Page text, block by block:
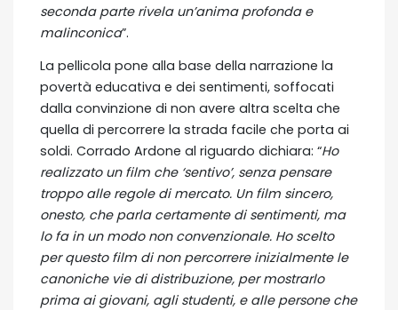
seconda parte rivela un’anima profonda e
malinconica”.
La pellicola pone alla base della narrazione la
povertà educativa e dei sentimenti, soffocati
dalla convinzione di non avere altra scelta che
quella di percorrere la strada facile che porta ai
soldi. Corrado Ardone al riguardo dichiara: “Ho
realizzato un film che ‘sentivo’, senza pensare
troppo alle regole di mercato. Un film sincero,
onesto, che parla certamente di sentimenti, ma
lo fa in un modo non convenzionale. Ho scelto
per questo film di non percorrere inizialmente le
canoniche vie di distribuzione, per mostrarlo
prima ai giovani, agli studenti, e alle persone che